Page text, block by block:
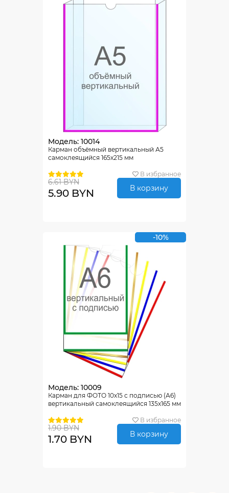
Модель: 10014
Карман объёмный вертикальный А5
самоклеящийся 165х215 мм
В избранное
6.61 BYN
5.90 BYN В корзину
-10%
Модель: 10009
Карман для ФОТО 10х15 с подписью (А6)
вертикальный самоклеящийся 135х165 мм
В избранное
1.90 BYN
1.70 BYN В корзину